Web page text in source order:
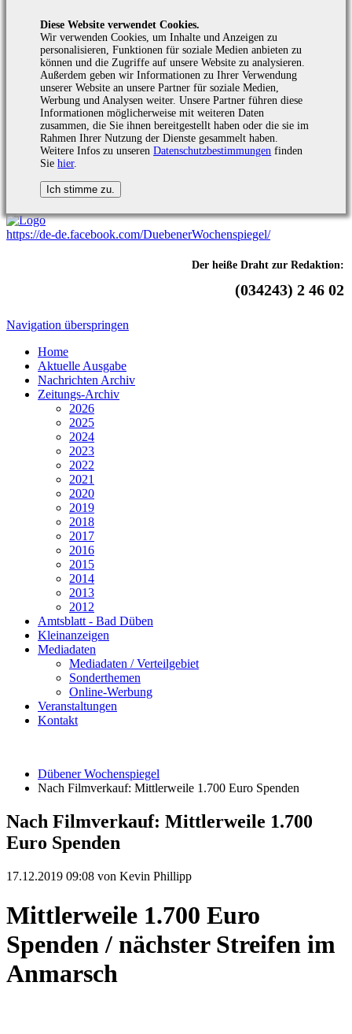
Diese Website verwendet Cookies.
Wir verwenden Cookies, um Inhalte und Anzeigen zu
personalisieren, Funktionen für soziale Medien anbieten zu
können und die Zugriffe auf unsere Website zu analysieren.
Außerdem geben wir Informationen zu Ihrer Verwendung
unserer Website an unsere Partner für soziale Medien,
Werbung und Analysen weiter. Unsere Partner führen diese
Informationen möglicherweise mit weiteren Daten
zusammen, die Sie ihnen bereitgestellt haben oder die sie im
Rahmen Ihrer Nutzung der Dienste gesammelt haben.
Weitere Infos zu unserenDatenschutzbestimmungen finden
Siehier.
https://de-de.facebook.com/DuebenerWochenspiegel/
Der heiße Draht zur Redaktion:
(034243) 2 46 02
Navigation überspringen
Home
Aktuelle Ausgabe
Nachrichten Archiv
Zeitungs-Archiv
2026
2025
2024
2023
2022
2021
2020
2019
2018
2017
2016
2015
2014
2013
2012
Amtsblatt - Bad Düben
Kleinanzeigen
Mediadaten
Mediadaten / Verteilgebiet
Sonderthemen
Online-Werbung
Veranstaltungen
Kontakt
Dübener Wochenspiegel
Nach Filmverkauf: Mittlerweile 1.700 Euro Spenden
Nach Filmverkauf: Mittlerweile 1.700
Euro Spenden
17.12.2019 09:08 von Kevin Phillipp
Mittlerweile 1.700 Euro
Spenden / nächster Streifen im
Anmarsch